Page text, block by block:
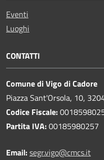
Eventi
Luoghi
CONTATTI
Comune di Vigo di Cadore
Piazza Sant'Orsola, 10,
Codice Fiscale:
Partita IVA:00185980257
Email:segr.vigo@cmcs.it